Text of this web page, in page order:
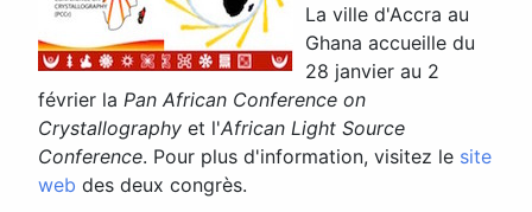
La ville d'Accra au
Ghana accueille du
28 janvier au 2
février la Pan African Conference on
Crystallography et l'African Light Source
Conference. Pour plus d'information, visitez le site
web des deux congrès.